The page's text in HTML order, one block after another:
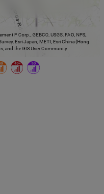
P Corp., GEBCO, USGS, FAO, NPS,
Esri Japan, METI, Esri China (Hong
and the GIS User Community